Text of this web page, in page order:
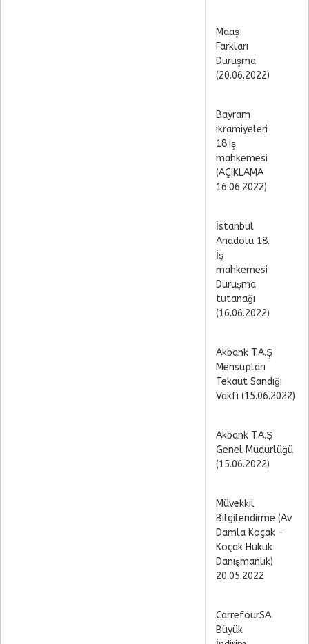
Maaş
Farkları
Duruşma
(20.06.2022)
Bayram
ikramiyeleri
18.iş
mahkemesi
(AÇIKLAMA
16.06.2022)
İstanbul
Anadolu 18.
İş
mahkemesi
Duruşma
tutanağı
(16.06.2022)
Akbank T.A.Ş
Mensupları
Tekaüt Sandığı
Vakfı (15.06.2022)
Akbank T.A.Ş
Genel Müdürlüğü
(15.06.2022)
Müvekkil
Bilgilendirme (Av.
Damla Koçak -
Koçak Hukuk
Danışmanlık)
20.05.2022
CarrefourSA
Büyük